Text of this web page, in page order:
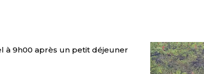
à 9h00 après un petit déjeuner